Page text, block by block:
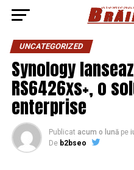
UNCATEGORIZED
Synology
RS6426xs+, o
enterprise
Publicat acum o lună pe
De b2bseo